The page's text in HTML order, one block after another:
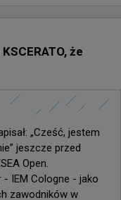
że
„Cześć, jestem
jeszcze przed
Open.
IEM Cologne - jako
zawodników w